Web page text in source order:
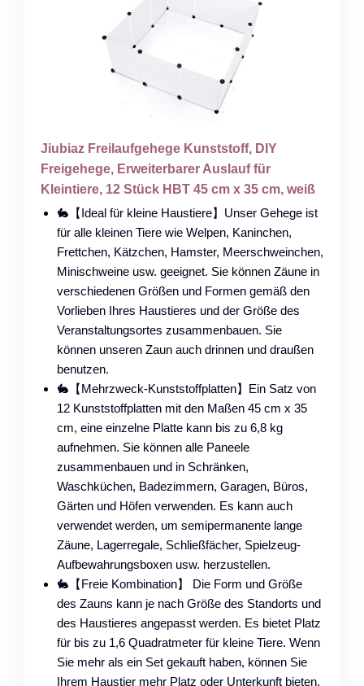
Jiubiaz Freilaufgehege Kunststoff, DIY
Freigehege, Erweiterbarer Auslauf für
Kleintiere, 12 Stück HBT 45 cm x 35 cm, weiß
🐇【Ideal für kleine Haustiere】Unser Gehege ist
für alle kleinen Tiere wie Welpen, Kaninchen,
Frettchen, Kätzchen, Hamster, Meerschweinchen,
Minischweine usw. geeignet. Sie können Zäune in
verschiedenen Größen und Formen gemäß den
Vorlieben Ihres Haustieres und der Größe des
Veranstaltungsortes zusammenbauen. Sie
können unseren Zaun auch drinnen und draußen
benutzen.
🐇【Mehrzweck-Kunststoffplatten】Ein Satz von
12 Kunststoffplatten mit den Maßen 45 cm x 35
cm, eine einzelne Platte kann bis zu 6,8 kg
aufnehmen. Sie können alle Paneele
zusammenbauen und in Schränken,
Waschküchen, Badezimmern, Garagen, Büros,
Gärten und Höfen verwenden. Es kann auch
verwendet werden, um semipermanente lange
Zäune, Lagerregale, Schließfächer, Spielzeug-
Aufbewahrungsboxen usw. herzustellen.
🐇【Freie Kombination】 Die Form und Größe
des Zauns kann je nach Größe des Standorts und
des Haustieres angepasst werden. Es bietet Platz
für bis zu 1,6 Quadratmeter für kleine Tiere. Wenn
Sie mehr als ein Set gekauft haben, können Sie
Ihrem Haustier mehr Platz oder Unterkunft bieten.